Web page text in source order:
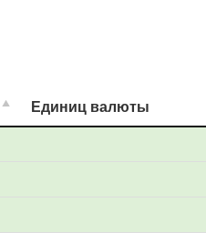
Единиц валюты
Единиц валюты